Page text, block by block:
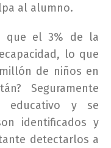
al alumno.
que el 3% de la
lo que
de niños en
Seguramente
educativo y se
identificados y
detectarlos a